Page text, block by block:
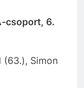
csoport, 6.
(63.), Simon